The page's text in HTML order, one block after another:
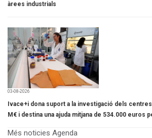
àrees industrials
03-08-2026
Ivace+i dona suport a la investigació dels
M€ i destina una ajuda mitjana de 534.000 euros
Més noticies Agenda